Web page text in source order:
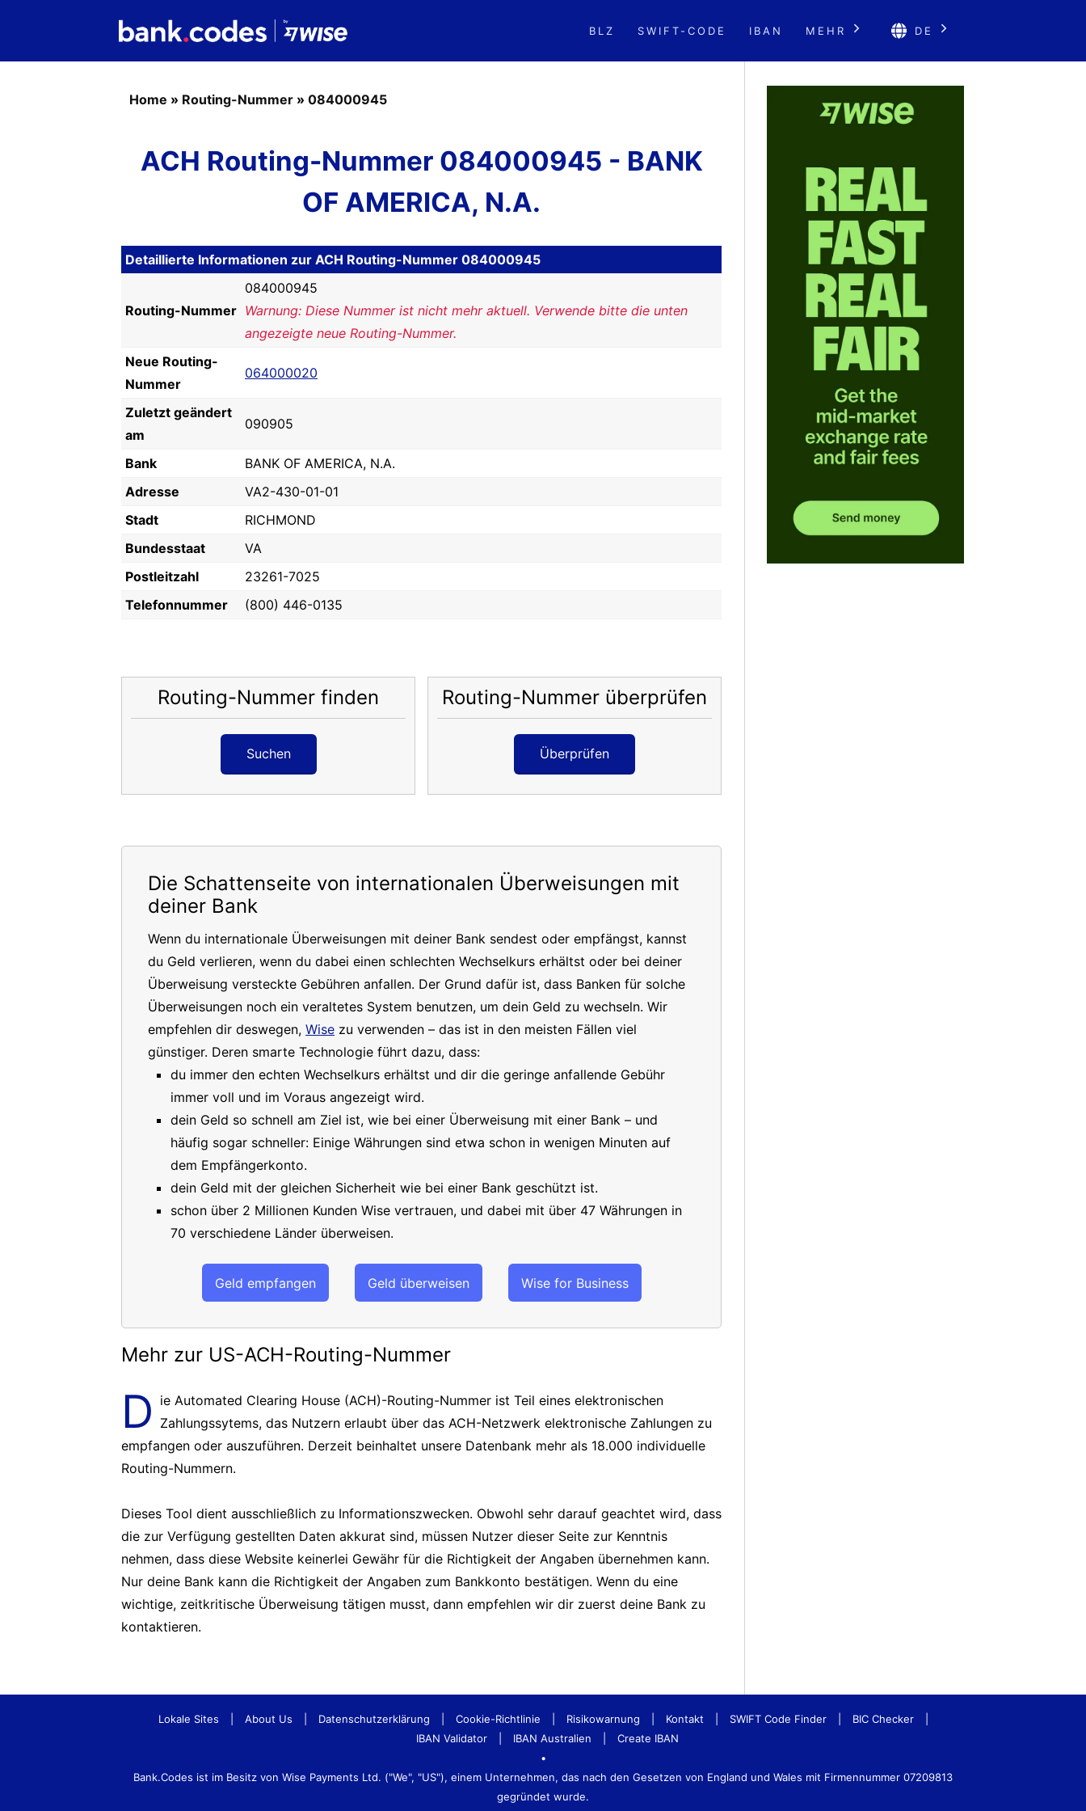
BLZ SWIFT-CODE IBAN MEHR DE
Home » Routing-Nummer » 084000945
ACH Routing-Nummer 084000945 - BANK
OF AMERICA, N.A.
Detaillierte Informationen zur ACH Routing-Nummer 084000945
Routing-Nummer
084000945
Warnung: Diese Nummer ist nicht mehr aktuell. Verwende bitte die unten
angezeigte neue Routing-Nummer.
Neue Routing-
Nummer
064000020
Zuletzt geändert
am
090905
Bank
BANK OF AMERICA, N.A.
Adresse
VA2-430-01-01
Stadt
RICHMOND
Bundesstaat
VA
Postleitzahl
23261-7025
Telefonnummer
(800) 446-0135
Routing-Nummer finden
Suchen
Routing-Nummer überprüfen
Überprüfen
Die Schattenseite von internationalen Überweisungen mit
deiner Bank
Wenn du internationale Überweisungen mit deiner Bank sendest oder empfängst, kannst
du Geld verlieren, wenn du dabei einen schlechten Wechselkurs erhältst oder bei deiner
Überweisung versteckte Gebühren anfallen. Der Grund dafür ist, dass Banken für solche
Überweisungen noch ein veraltetes System benutzen, um dein Geld zu wechseln. Wir
empfehlen dir deswegen, Wise zu verwenden – das ist in den meisten Fällen viel
günstiger. Deren smarte Technologie führt dazu, dass:
du immer den echten Wechselkurs erhältst und dir die geringe anfallende Gebühr
immer voll und im Voraus angezeigt wird.
dein Geld so schnell am Ziel ist, wie bei einer Überweisung mit einer Bank – und
häufig sogar schneller: Einige Währungen sind etwa schon in wenigen Minuten auf
dem Empfängerkonto.
dein Geld mit der gleichen Sicherheit wie bei einer Bank geschützt ist.
schon über 2 Millionen Kunden Wise vertrauen, und dabei mit über 47 Währungen in
70 verschiedene Länder überweisen.
Geld empfangen Geld überweisen Wise for Business
Mehr zur US-ACH-Routing-Nummer
D ie Automated Clearing House (ACH)-Routing-Nummer ist Teil eines elektronischen
Zahlungssytems, das Nutzern erlaubt über das ACH-Netzwerk elektronische Zahlungen zu
empfangen oder auszuführen. Derzeit beinhaltet unsere Datenbank mehr als 18.000 individuelle
Routing-Nummern.
Dieses Tool dient ausschließlich zu Informationszwecken. Obwohl sehr darauf geachtet wird, dass
die zur Verfügung gestellten Daten akkurat sind, müssen Nutzer dieser Seite zur Kenntnis
nehmen, dass diese Website keinerlei Gewähr für die Richtigkeit der Angaben übernehmen kann.
Nur deine Bank kann die Richtigkeit der Angaben zum Bankkonto bestätigen. Wenn du eine
wichtige, zeitkritische Überweisung tätigen musst, dann empfehlen wir dir zuerst deine Bank zu
kontaktieren.
Lokale Sites About Us Datenschutzerklärung Cookie-Richtlinie Risikowarnung Kontakt SWIFT Code Finder BIC Checker
IBAN Validator
IBAN Australien
Create IBAN
•
Bank.Codes ist im Besitz von Wise Payments Ltd. ("We", "US"), einem Unternehmen, das nach den Gesetzen von England und Wales mit Firmennummer 07209813
gegründet wurde.